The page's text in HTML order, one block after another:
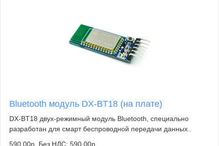
Bluetooth модуль DX-BT18 (на плате)
DX-BT18 двух-режимный модуль Bluetooth, специально
разработан для смарт беспроводной передачи данных..
590.00р. Без НДС: 590.00р.